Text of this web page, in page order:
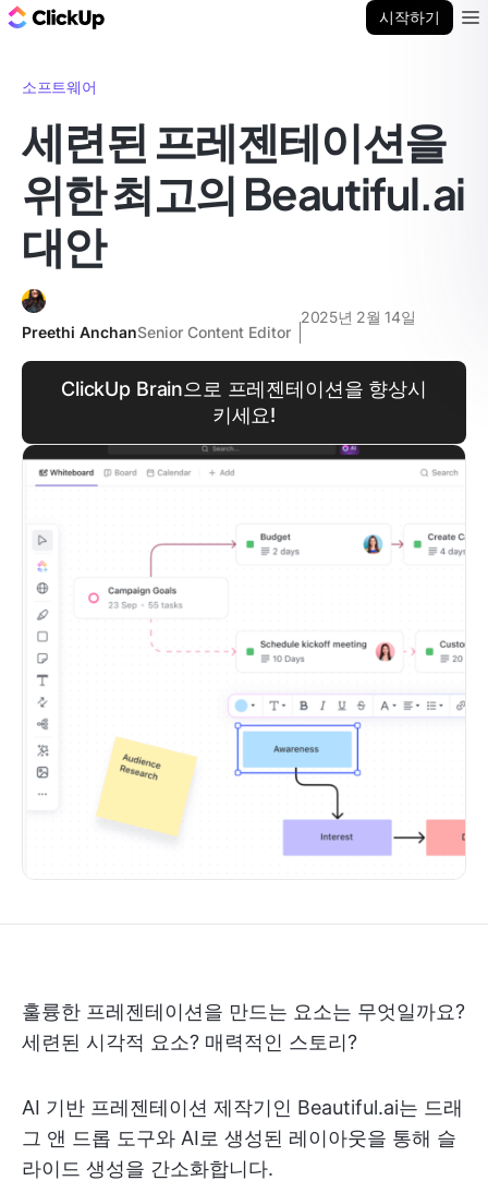
시작하기
소프트웨어
세련된 프레젠테이션을
위한 최고의 Beautiful.ai
대안
Preethi AnchanSenior Content Editor
2025년 2월 14일
ClickUp Brain으로 프레젠테이션을 향상시
키세요!
훌륭한 프레젠테이션을 만드는 요소는 무엇일까요?
세련된 시각적 요소? 매력적인 스토리?
AI 기반 프레젠테이션 제작기인 Beautiful.ai는 드래
그 앤 드롭 도구와 AI로 생성된 레이아웃을 통해 슬
라이드 생성을 간소화합니다.